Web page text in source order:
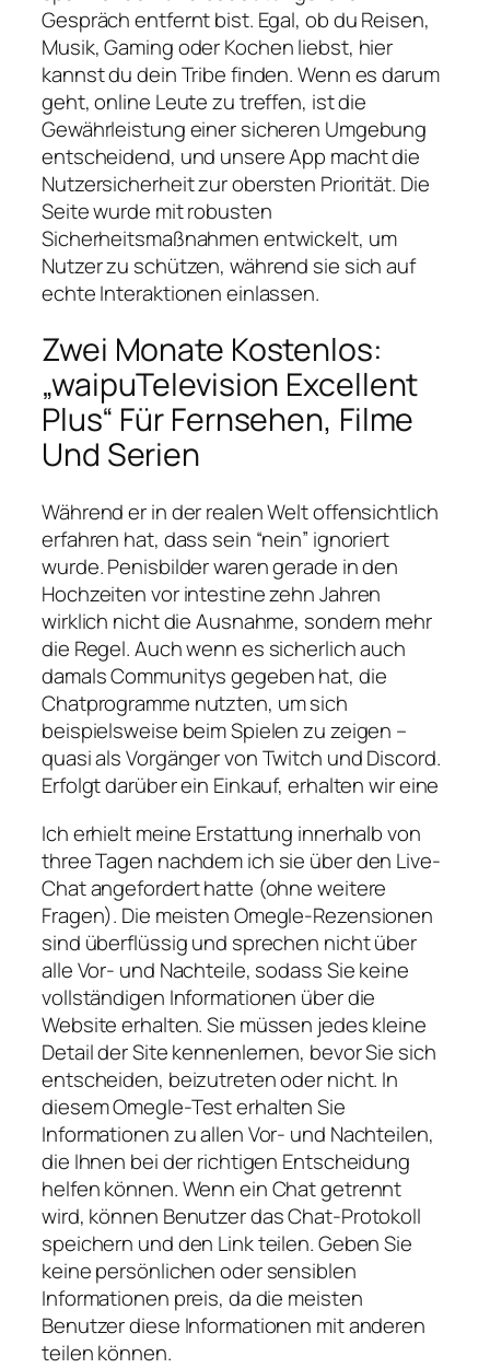
Gespräch entfernt bist. Egal, ob du Reisen,
Musik, Gaming oder Kochen liebst, hier
kannst du dein Tribe finden. Wenn es darum
geht, online Leute zu treffen, ist die
Gewährleistung einer sicheren Umgebung
entscheidend, und unsere App macht die
Nutzersicherheit zur obersten Priorität. Die
Seite wurde mit robusten
Sicherheitsmaßnahmen entwickelt, um
Nutzer zu schützen, während sie sich auf
echte Interaktionen einlassen.
Zwei Monate Kostenlos:
„waipuTelevision Excellent
Plus“ Für Fernsehen, Filme
Und Serien
Während er in der realen Welt offensichtlich
erfahren hat, dass sein “nein” ignoriert
wurde. Penisbilder waren gerade in den
Hochzeiten vor intestine zehn Jahren
wirklich nicht die Ausnahme, sondern mehr
die Regel. Auch wenn es sicherlich auch
damals Communitys gegeben hat, die
Chatprogramme nutzten, um sich
beispielsweise beim Spielen zu zeigen –
quasi als Vorgänger von Twitch und Discord.
Erfolgt darüber ein Einkauf, erhalten wir eine
Ich erhielt meine Erstattung innerhalb von
three Tagen nachdem ich sie über den Live-
Chat angefordert hatte (ohne weitere
Fragen). Die meisten Omegle-Rezensionen
sind überflüssig und sprechen nicht über
alle Vor- und Nachteile, sodass Sie keine
vollständigen Informationen über die
Website erhalten. Sie müssen jedes kleine
Detail der Site kennenlernen, bevor Sie sich
entscheiden, beizutreten oder nicht. In
diesem Omegle-Test erhalten Sie
Informationen zu allen Vor- und Nachteilen,
die Ihnen bei der richtigen Entscheidung
helfen können. Wenn ein Chat getrennt
wird, können Benutzer das Chat-Protokoll
speichern und den Link teilen. Geben Sie
keine persönlichen oder sensiblen
Informationen preis, da die meisten
Benutzer diese Informationen mit anderen
teilen können.